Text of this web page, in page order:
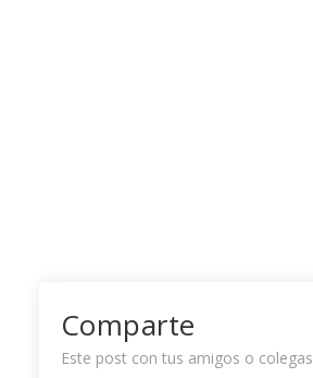
Comparte
Este post con tus amigos o colegas